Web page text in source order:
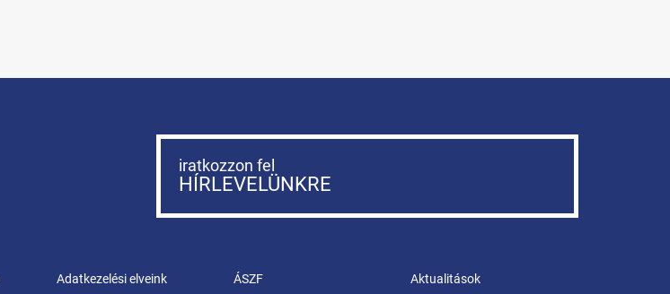
iratkozzon fel
HÍRLEVELÜNKRE
Adatkezelési elveink ÁSZF
Aktualitások